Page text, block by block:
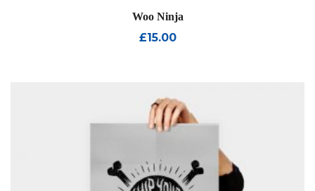
Woo Ninja
£15.00